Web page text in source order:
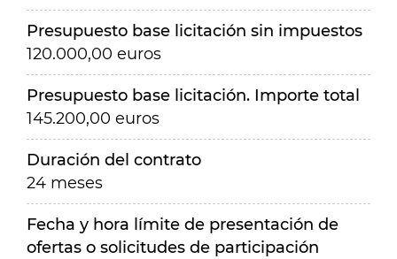
Presupuesto base licitación sin impuestos
120.000,00 euros
Presupuesto base licitación. Importe total
145.200,00 euros
Duración del contrato
24 meses
Fecha y hora límite de presentación de
ofertas o solicitudes de participación